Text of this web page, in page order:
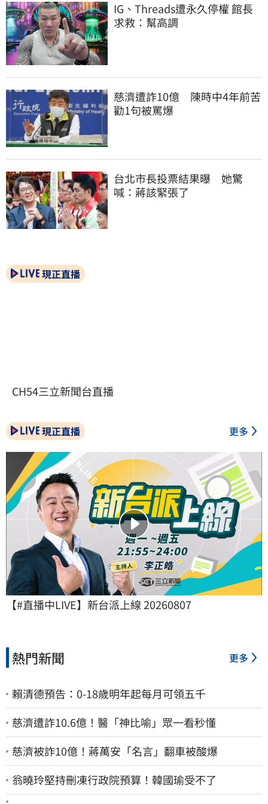
IG、Threads遭永久停權 館長
求救：幫高調
慈濟遭詐10億　陳時中4年前苦
勸1句被罵爆
台北市長投票結果曝　她驚
喊：蔣該緊張了
現正直播
CH54三立新聞台直播
現正直播 更多
【#直播中LIVE】新台派上線 20260807
熱門新聞 更多
賴清德預告：0-18歲明年起每月可領五千
慈濟遭詐10.6億！醫「神比喻」眾一看秒懂
慈濟被詐10億！蔣萬安「名言」翻車被酸爆
翁曉玲堅持刪凍行政院預算！韓國瑜受不了